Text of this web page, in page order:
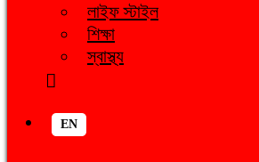
লাইফ স্টাইল
শিক্ষা
স্বাস্থ্য
EN